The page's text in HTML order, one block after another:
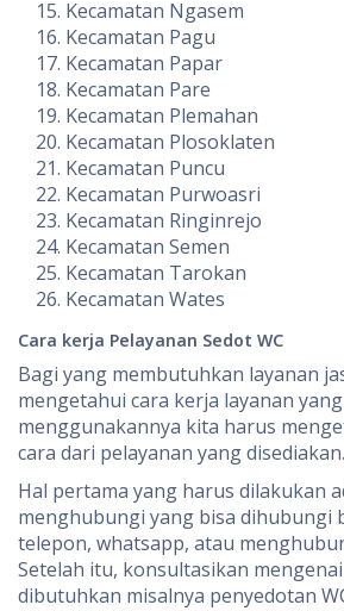
Kecamatan Ngasem
Kecamatan Pagu
Kecamatan Papar
Kecamatan Pare
Kecamatan Plemahan
Kecamatan Plosoklaten
Kecamatan Puncu
Kecamatan Purwoasri
Kecamatan Ringinrejo
Kecamatan Semen
Kecamatan Tarokan
Kecamatan Wates
Cara kerja Pelayanan Sedot WC
Bagi yang membutuhkan layanan
mengetahui cara kerja layanan
menggunakannya kita harus
cara dari pelayanan yang disediakan.
Hal pertama yang harus dilakukan
menghubungi yang bisa dihubungi
telepon, whatsapp, atau
Setelah itu, konsultasikan
dibutuhkan misalnya penyedotan